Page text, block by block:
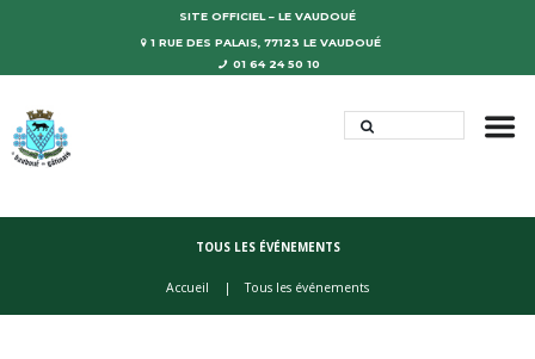
SITE OFFICIEL – LE VAUDOUÉ
1 RUE DES PALAIS, 77123 LE VAUDOUÉ
01 64 24 50 10
TOUS LES ÉVÉNEMENTS
Accueil Tous les événements